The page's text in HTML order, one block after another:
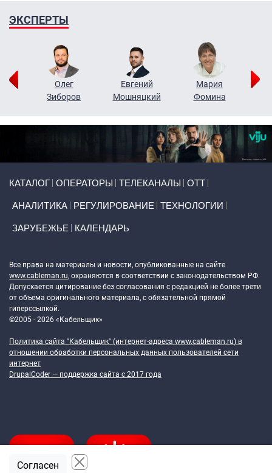
ЭКСПЕРТЫ
Олег
Зиборов
Евгений
Мошняцкий
Мария
Фомина
КАТАЛОГ ОПЕРАТОРЫ ТЕЛЕКАНАЛЫ ОТТ
АНАЛИТИКА РЕГУЛИРОВАНИЕ ТЕХНОЛОГИИ
ЗАРУБЕЖЬЕ КАЛЕНДАРЬ
Все права на материалы и новости, опубликованные на сайте
www.cableman.ru, охраняются в соответствии с законодательством РФ.
Допускается цитирование без согласования с редакцией не более трети
от объема оригинального материала, с обязательной прямой
гиперссылкой.
©2005 - 2026 «Кабельщик»
Политика сайта "Кабельщик" (интернет-адреса www.cableman.ru) в
отношении обработки персональных данных пользователей сети
интернет
DrupalCoder — поддержка сайта c 2017 года
Согласен